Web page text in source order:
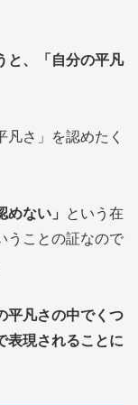
と、「自分の平凡
凡さ」を認めたく
めない」
という在
うことの証なので
平凡さの中でくつ
表現されることに